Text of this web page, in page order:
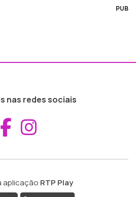
PUB
nas redes sociais
Aceder ao
aplicação RTP Play